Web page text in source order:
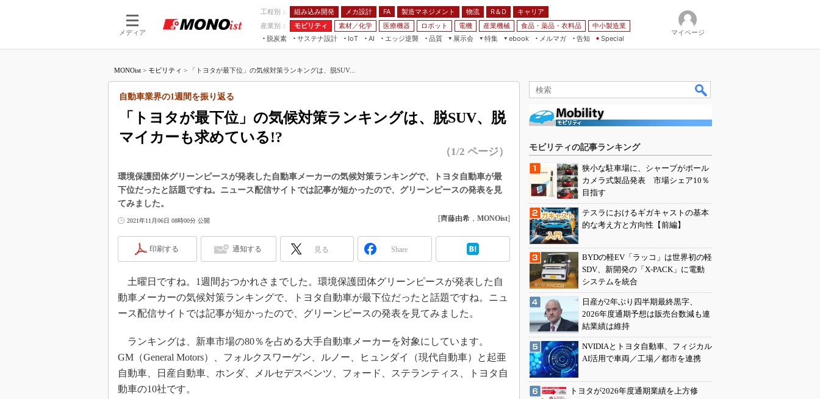
メディア
工程別： 組み込み開発 メカ設計 FA 製造マネジメント 物流 R＆D
キャリア
産業別：
モビリティ 素材／化学 医療機器 ロボット 電機 産業機械 食品・薬品・衣料品
中小製造業
脱炭素
サステナ設計
IoT
つながる工場
AI
AI×設備保全
エッジ逆襲 品質
展示会
JIMTOF
IIFES
TECHNO-FRONTIER
人テク展
日本ものづくりワールド
産業オープンネット展
特集
フィールドサービス
組み込みモデリング
3Dプリンタ
デジタルツインとCAE
S＆OP
イノベーション
製造業ビッグデータ
ebook
モビリティ
メルマガ
告知 Special
マイページ
MONOist > モビリティ > 「トヨタが最下位」の気候対策ランキングは、脱SUV...
「トヨタが最下位」の気候対策ランキングは、脱SUV、脱
マイカーも求めている!?
自動車業界の1週間を振り返る
（1/2 ページ）
環境保護団体グリーンピースが発表した自動車メーカーの気候対策ランキングで、トヨタ自動車が最
下位だったと話題ですね。ニュース配信サイトでは記事が短かったので、グリーンピースの発表を見
てみました。
2021年11月06日 08時00分 公開 [齊藤由希 ， MONOist]
印刷する 通知する 見る Share
土曜日ですね。1週間おつかれさまでした。環境保護団体グリーンピースが発表した自
動車メーカーの気候対策ランキングで、トヨタ自動車が最下位だったと話題ですね。ニュ
ース配信サイトでは記事が短かったので、グリーンピースの発表を見てみました。
ランキングは、新車市場の80％を占める大手自動車メーカーを対象にしています。
GM（General Motors）、フォルクスワーゲン、ルノー、ヒュンダイ（現代自動車）と起亜
自動車、日産自動車、ホンダ、メルセデスベンツ、フォード、ステランティス、トヨタ自
動車の10社です。
モビリティの記事ランキング
狭小な駐車場に、シャープがポール
カメラ式製品発表 市場シェア10％
目指す
テスラにおけるギガキャストの基本
的な考え方と方向性【前編】
BYDの軽EV「ラッコ」は世界初の軽
SDV、新開発の「X-PACK」に電動
システムを統合
日産が2年ぶり四半期最終黒字、
2026年度通期予想は販売台数減も連
結業績は維持
NVIDIAとトヨタ自動車、フィジカル
AI活用で車両／工場／都市を連携
トヨタが2026年度通期業績を上方修